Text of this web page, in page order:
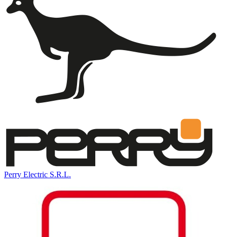
Perry Electric S.R.L.